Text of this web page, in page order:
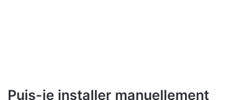
Puis-je installer manuellement